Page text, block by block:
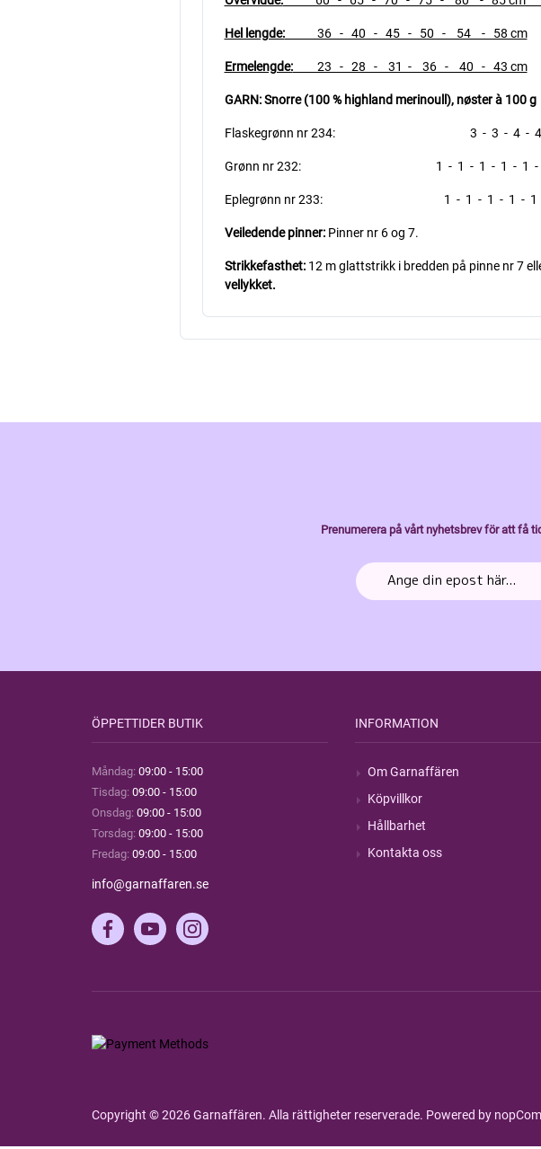
Hel lengde:36 - 40 - 45 - 50 - 54 - 58 cm
Ermelengde:23 - 28 - 31 - 36 - 40 - 43 cm
GARN: Snorre (100 % highland merinoull), nøster à 100 g
Flaskegrønn nr 234: 3 - 3 - 4 - 4 - 5
Grønn nr 232: 1 - 1 - 1 - 1 - 1 - 1
Eplegrønn nr 233: 1 - 1 - 1 - 1 - 1 -
Veiledende pinner:Pinner nr 6 og 7.
Strikkefasthet:12 m glattstrikk i bredden på pinne nr 7
vellykket.
Prenumerera på vårt nyhetsbrev för att få
ÖPPETTIDER BUTIK
Måndag: 09:00 - 15:00
Tisdag: 09:00 - 15:00
Onsdag: 09:00 - 15:00
Torsdag: 09:00 - 15:00
Fredag: 09:00 - 15:00
info@garnaffaren.se
INFORMATION
Om Garnaffären
Köpvillkor
Hållbarhet
Kontakta oss
Copyright © 2026 Garnaffären. Alla rättigheter reserverade. Powered by